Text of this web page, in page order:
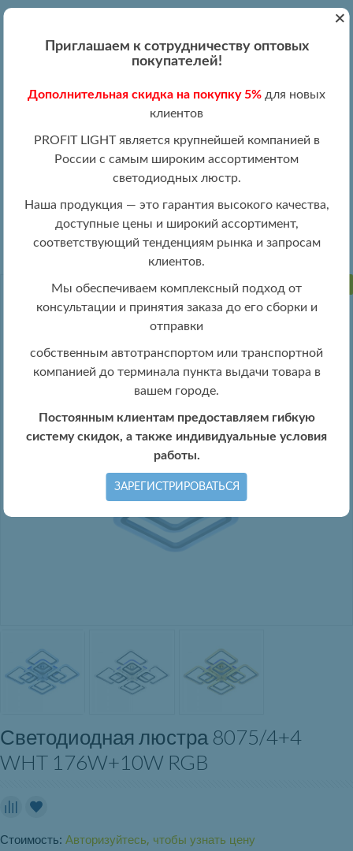
Регистрация
ПН-ПТ 09:00 - 19:00
info@profitlight.ru
Люстры оптом » Люстры LED оптом » 8075/4+4 WHT
ПРОДАНО
Светодиодная люстра 8075/4+4
WHT 176W+10W RGB
Стоимость: Авторизуйтесь, чтобы узнать цену
+
Приглашаем к сотрудничеству оптовых
покупателей!
Дополнительная скидка на покупку 5% для новых
клиентов
PROFIT LIGHT является крупнейшей компанией в
России с самым широким ассортиментом
светодиодных люстр.
Наша продукция — это гарантия высокого качества,
доступные цены и широкий ассортимент,
соответствующий тенденциям рынка и запросам
клиентов.
Мы обеспечиваем комплексный подход от
консультации и принятия заказа до его сборки и
отправки
собственным автотранспортом или транспортной
компанией до терминала пункта выдачи товара в
вашем городе.
Постоянным клиентам предоставляем гибкую
систему скидок, а также индивидуальные условия
работы.
ЗАРЕГИСТРИРОВАТЬСЯ